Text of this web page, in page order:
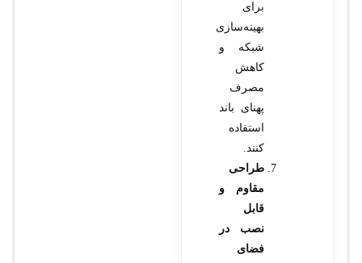
برای
بهینه‌سازی
شبکه و
کاهش
مصرف
پهنای باند
استفاده
کنند.
طراحی
مقاوم و
قابل
نصب در
فضای